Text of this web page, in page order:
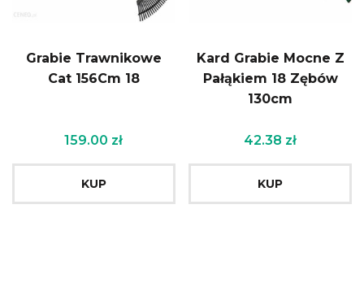
Grabie Trawnikowe
Cat 156Cm 18
159.00 zł
KUP
Kard Grabie Mocne Z
Pałąkiem 18 Zębów
130cm
42.38 zł
KUP